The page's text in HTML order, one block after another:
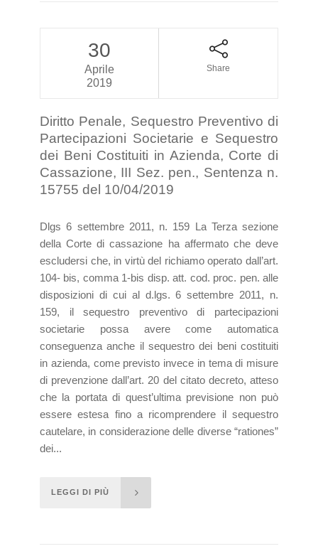
30
Aprile
2019
Share
Diritto Penale, Sequestro Preventivo di
Partecipazioni Societarie e Sequestro
dei Beni Costituiti in Azienda, Corte di
Cassazione, III Sez. pen., Sentenza n.
15755 del 10/04/2019
Dlgs 6 settembre 2011, n. 159 La Terza sezione
della Corte di cassazione ha affermato che deve
escludersi che, in virtù del richiamo operato dall’art.
104- bis, comma 1-bis disp. att. cod. proc. pen. alle
disposizioni di cui al d.lgs. 6 settembre 2011, n.
159, il sequestro preventivo di partecipazioni
societarie possa avere come automatica
conseguenza anche il sequestro dei beni costituiti
in azienda, come previsto invece in tema di misure
di prevenzione dall’art. 20 del citato decreto, atteso
che la portata di quest’ultima previsione non può
essere estesa fino a ricomprendere il sequestro
cautelare, in considerazione delle diverse “rationes”
dei...
LEGGI DI PIÙ